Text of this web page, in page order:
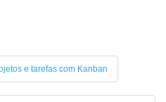
e tarefas com Kanban